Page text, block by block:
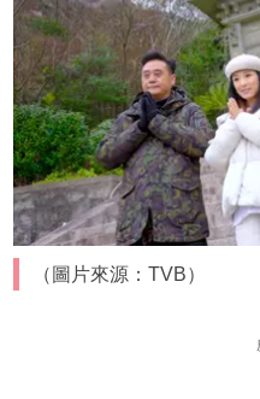
（圖片來源：TVB）